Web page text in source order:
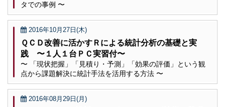
タでの事例 〜
2016年10月27日(木)
ＱＣＤ改善に活かすＲによる統計分析の基礎と実
践 〜１人１台ＰＣ実習付〜
〜 「現状把握」「見積り・予測」「効果の評価」という観
点から課題解決に統計手法を活用する方法 〜
2016年08月29日(月)